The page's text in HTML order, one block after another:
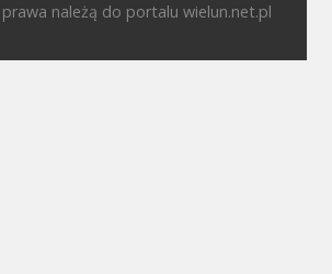
prawa należą do portalu wielun.net.pl